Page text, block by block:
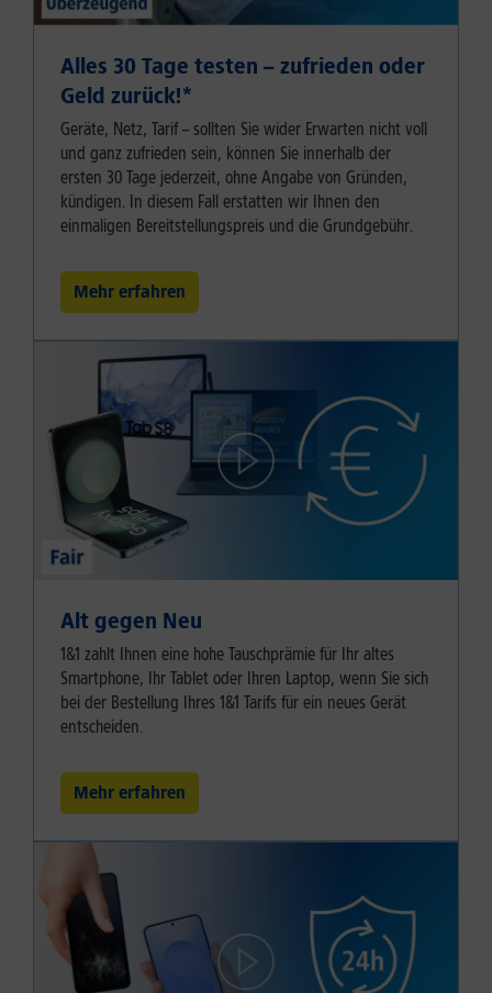
Alles 30 Tage testen – zufrieden oder
Geld zurück!⁠*
Geräte, Netz, Tarif – sollten Sie wider Erwarten nicht voll
und ganz zufrieden sein, können Sie innerhalb der
ersten 30 Tage jederzeit, ohne Angabe von Gründen,
kündigen. In diesem Fall erstatten wir Ihnen den
einmaligen Bereitstellungspreis und die Grundgebühr.
Mehr erfahren
Alt gegen Neu
1&1 zahlt Ihnen eine hohe Tauschprämie für Ihr altes
Smartphone, Ihr Tablet oder Ihren Laptop, wenn Sie sich
bei der Bestellung Ihres 1&1 Tarifs für ein neues Gerät
entscheiden.
Mehr erfahren